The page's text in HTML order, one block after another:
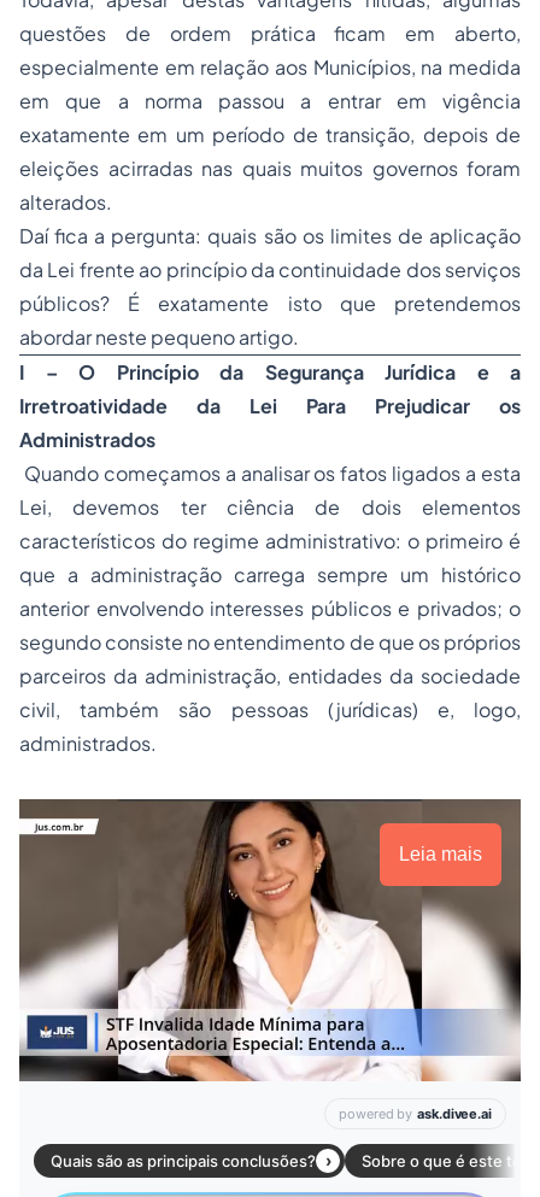
questões de ordem prática ficam em aberto,
especialmente em relação aos Municípios, na medida
em que a norma passou a entrar em vigência
exatamente em um período de transição, depois de
eleições acirradas nas quais muitos governos foram
alterados.
Daí fica a pergunta: quais são os limites de aplicação
da Lei frente ao princípio da continuidade dos serviços
públicos? É exatamente isto que pretendemos
abordar neste pequeno artigo.
I – O Princípio da Segurança Jurídica e a
Irretroatividade da Lei Para Prejudicar os
Administrados
Quando começamos a analisar os fatos ligados a esta
Lei, devemos ter ciência de dois elementos
característicos do regime administrativo: o primeiro é
que a administração carrega sempre um histórico
anterior envolvendo interesses públicos e privados; o
segundo consiste no entendimento de que os próprios
parceiros da administração, entidades da sociedade
civil, também são pessoas (jurídicas) e, logo,
administrados.
Leia mais